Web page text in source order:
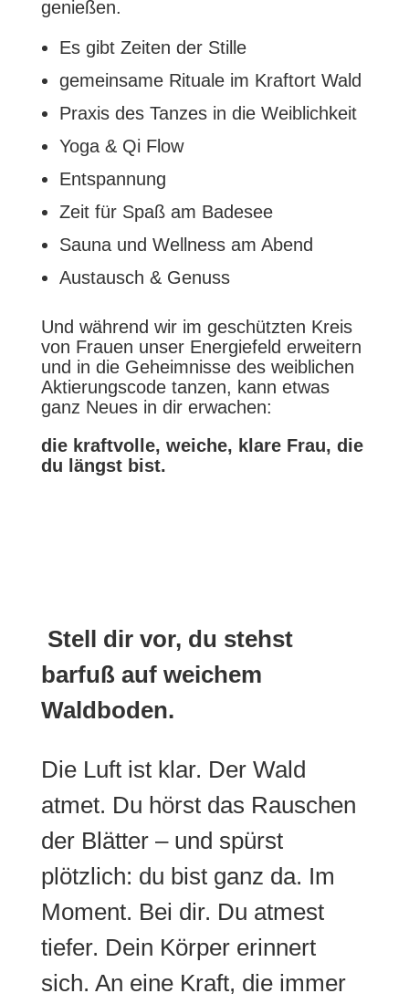
genießen.
Es gibt Zeiten der Stille
gemeinsame Rituale im Kraftort Wald
Praxis des Tanzes in die Weiblichkeit
Yoga & Qi Flow
Entspannung
Zeit für Spaß am Badesee
Sauna und Wellness am Abend
Austausch & Genuss
Und während wir im geschützten Kreis
von Frauen unser Energiefeld erweitern
und in die Geheimnisse des weiblichen
Aktierungscode tanzen, kann etwas
ganz Neues in dir erwachen:
die kraftvolle, weiche, klare Frau, die
du längst bist.
Stell dir vor, du stehst
barfuß auf weichem
Waldboden.
Die Luft ist klar. Der Wald
atmet. Du hörst das Rauschen
der Blätter – und spürst
plötzlich: du bist ganz da. Im
Moment. Bei dir. Du atmest
tiefer. Dein Körper erinnert
sich. An eine Kraft, die immer